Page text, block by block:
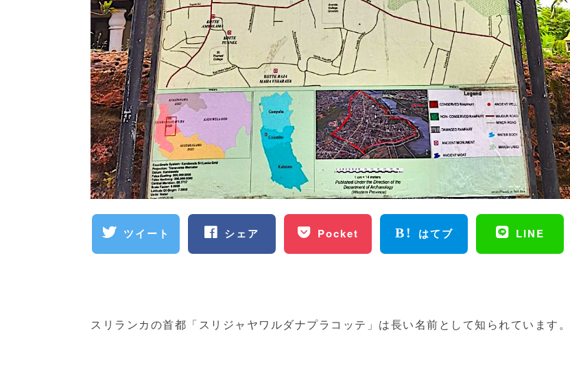
ツイート シェア Pocket はてブ LINE
スリランカの首都「スリジャヤワルダナプラコッテ」は長い名前として知られています。